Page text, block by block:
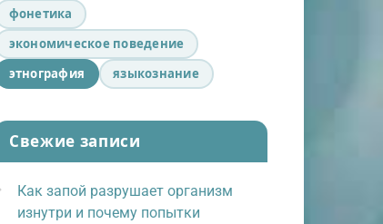
фонетика
экономическое поведение
этнография
языкознание
Свежие записи
Как запой разрушает организм
изнутри и почему попытки